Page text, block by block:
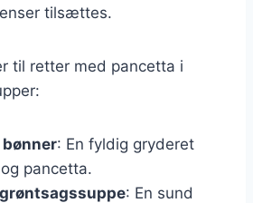
tilsættes.
til retter med pancetta i
bønner: En fyldig gryderet
pancetta.
: En sund